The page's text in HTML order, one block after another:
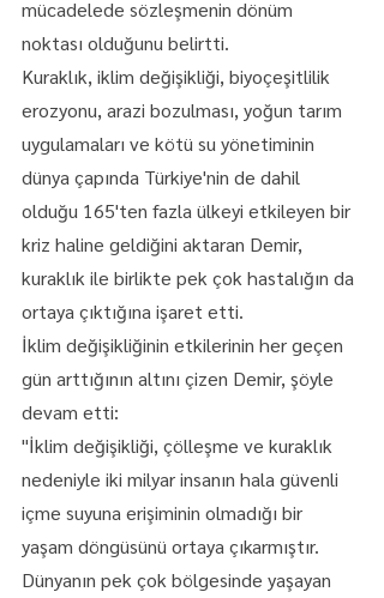
mücadelede sözleşmenin dönüm
noktası olduğunu belirtti.
Kuraklık, iklim değişikliği, biyoçeşitlilik
erozyonu, arazi bozulması, yoğun tarım
uygulamaları ve kötü su yönetiminin
dünya çapında Türkiye'nin de dahil
olduğu 165'ten fazla ülkeyi etkileyen bir
kriz haline geldiğini aktaran Demir,
kuraklık ile birlikte pek çok hastalığın da
ortaya çıktığına işaret etti.
İklim değişikliğinin etkilerinin her geçen
gün arttığının altını çizen Demir, şöyle
devam etti:
"İklim değişikliği, çölleşme ve kuraklık
nedeniyle iki milyar insanın hala güvenli
içme suyuna erişiminin olmadığı bir
yaşam döngüsünü ortaya çıkarmıştır.
Dünyanın pek çok bölgesinde yaşayan